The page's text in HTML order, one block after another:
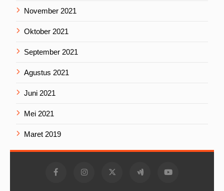
November 2021
Oktober 2021
September 2021
Agustus 2021
Juni 2021
Mei 2021
Maret 2019